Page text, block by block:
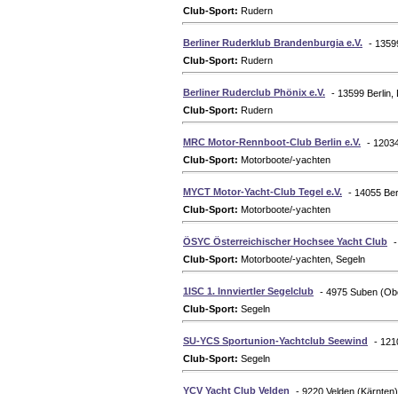
Club-Sport: Rudern
Berliner Ruderklub Brandenburgia e.V. -
Club-Sport: Rudern
Berliner Ruderclub Phönix e.V. - 13599 Berlin,
Club-Sport: Rudern
MRC Motor-Rennboot-Club Berlin e.V. -
Club-Sport: Motorboote/-yachten
MYCT Motor-Yacht-Club Tegel e.V. - 14055
Club-Sport: Motorboote/-yachten
ÖSYC Österreichischer Hochsee Yacht Club
Club-Sport: Motorboote/-yachten, Segeln
1ISC 1. Innviertler Segelclub - 4975 Suben
Club-Sport: Segeln
SU-YCS Sportunion-Yachtclub Seewind
-
Club-Sport: Segeln
YCV Yacht Club Velden
- 9220 Velden